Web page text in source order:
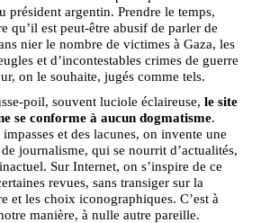
président argentin. Prendre le temps,
qu’il est peut-être abusif de parler de
nier le nombre de victimes à Gaza, les
et d’incontestables crimes de guerre
on le souhaite, jugés comme tels.
poil, souvent luciole éclaireuse,le site
se conforme à aucun dogmatisme.
et des lacunes, on invente une
journalisme, qui se nourrit d’actualités,
Sur Internet, on s’inspire de ce
revues, sans transiger sur la
et les choix iconographiques. C’est à
manière, à nulle autre pareille.